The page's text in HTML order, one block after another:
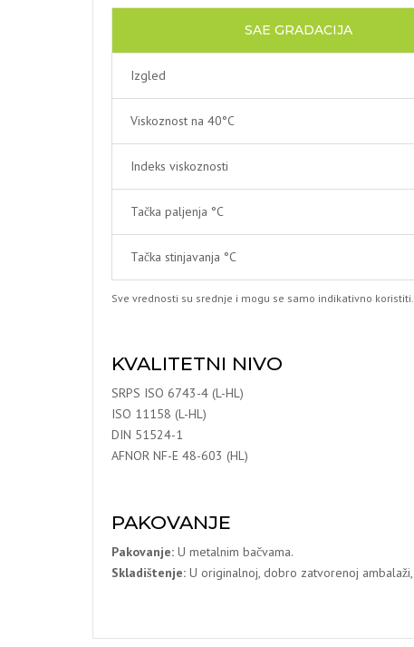
SAE GRADACIJA
Izgled
Viskoznost na 40°C
Indeks viskoznosti
Tačka paljenja °C
Tačka stinjavanja °C
Sve vrednosti su srednje i mogu se samo indikativno koristiti.
KVALITETNI NIVO
SRPS ISO 6743-4 (L-HL)
ISO 11158 (L-HL)
DIN 51524-1
AFNOR NF-E 48-603 (HL)
PAKOVANJE
Pakovanje: U metalnim bačvama.
Skladištenje: U originalnoj, dobro zatvorenoj